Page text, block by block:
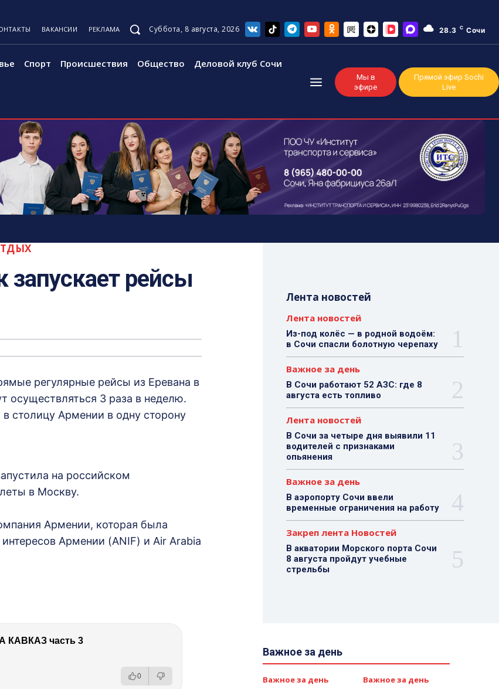
ВАКАНСИИ РЕКЛАМА Суббота, 8 августа, 2026 28.3 C Сочи
Спорт Происшествия Общество Деловой клуб Сочи
Мы в
эфире
Прямой эфир Sochi
Live
запускает рейсы
регулярные рейсы из Еревана в
осуществляться 3 раза в неделю.
столицу Армении в одну сторону
на российском
в Москву.
Армении, которая была
Армении (ANIF) и Air Arabia
часть 3
0
Лента новостей
Лента новостей
Из-под колёс — в родной водоём:
в Сочи спасли болотную черепаху
Важное за день
В Сочи работают 52 АЗС: где 8
августа есть топливо
Лента новостей
В Сочи за четыре дня выявили 11
водителей с признаками
опьянения
Важное за день
В аэропорту Сочи ввели
временные ограничения на работу
Закреп лента Новостей
В акватории Морского порта Сочи
8 августа пройдут учебные
стрельбы
Важное за день
Важное за день Важное за день